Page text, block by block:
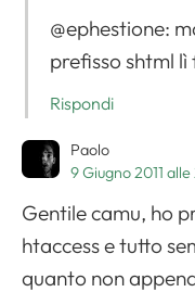
@ephestione:
prefisso shtml
Rispondi
Paolo
9 Giugno 2011
Gentile camu, ho
htaccess e tutto
quanto non